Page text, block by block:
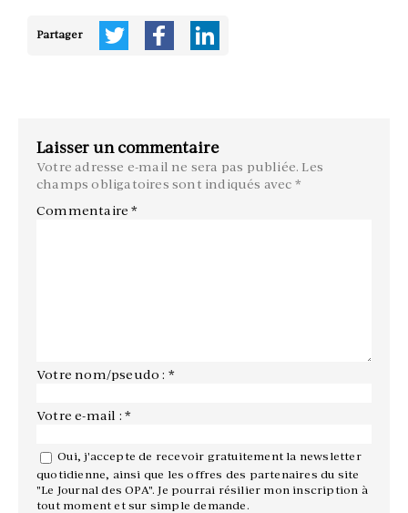
Partager
Laisser un commentaire
Votre adresse e-mail ne sera pas publiée. Les
champs obligatoires sont indiqués avec *
Commentaire*
Votre nom/pseudo : *
Votre e-mail : *
Oui, j'accepte de recevoir gratuitement la newsletter
quotidienne, ainsi que les offres des partenaires du site
"Le Journal des OPA". Je pourrai résilier mon inscription à
tout moment et sur simple demande.